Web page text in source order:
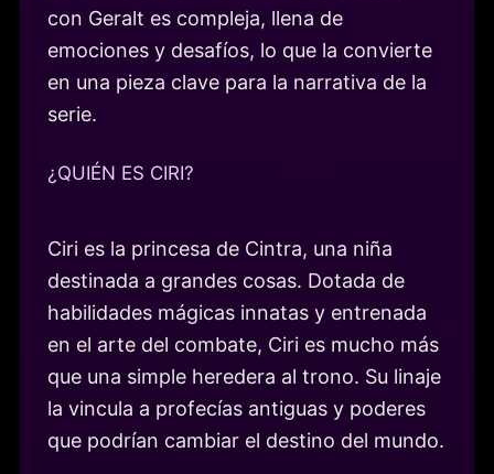
con Geralt es compleja, llena de
emociones y desafíos, lo que la convierte
en una pieza clave para la narrativa de la
serie.
¿QUIÉN ES CIRI?
Ciri es la princesa de Cintra, una niña
destinada a grandes cosas. Dotada de
habilidades mágicas innatas y entrenada
en el arte del combate, Ciri es mucho más
que una simple heredera al trono. Su linaje
la vincula a profecías antiguas y poderes
que podrían cambiar el destino del mundo.